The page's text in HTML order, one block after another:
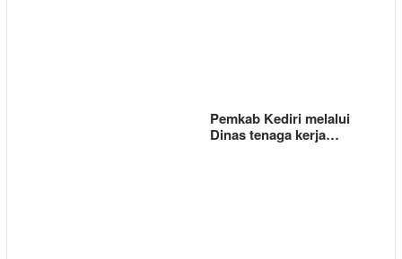
Pemkab Kediri melalui
Dinas tenaga kerja…